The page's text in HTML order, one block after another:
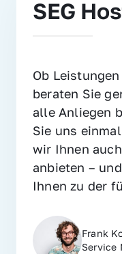
SEG
Ob
beraten Sie
alle Anliegen
Sie uns
wir Ihnen
anbieten –
Ihnen zu der
Frank
Service